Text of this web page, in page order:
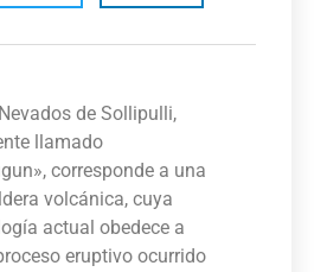
de Sollipulli,
llamado
corresponde a una
volcánica, cuya
actual obedece a
eruptivo ocurrido